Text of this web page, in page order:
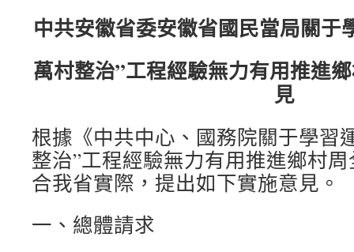
中共安徽省委安徽省國民當局關于
萬村整治”工程經驗無力有用推進
見
根據《中共中心、國務院關于學習
整治”工程經驗無力有用推進鄉村
合我省實際，提出如下實施意見。
一、總體請求